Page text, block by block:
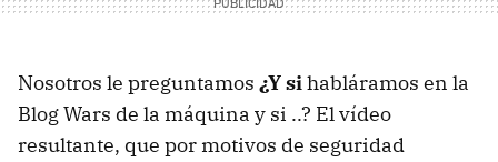
Nosotros le preguntamos ¿Y sihabláramos en la
Blog Wars de la máquina y si ..? El vídeo
resultante, que por motivos de seguridad